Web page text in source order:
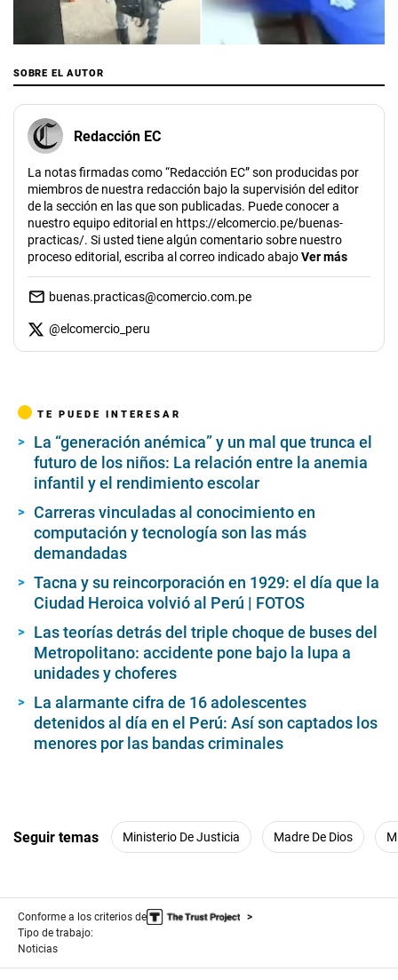
00:00/02:12
SOBRE EL AUTOR
Redacción EC
La notas firmadas como “Redacción EC” son producidas por
miembros de nuestra redacción bajo la supervisión del editor
de la sección en las que son publicadas. Puede conocer a
nuestro equipo editorial en https://elcomercio.pe/buenas-
practicas/. Si usted tiene algún comentario sobre nuestro
proceso editorial, escriba al correo indicado abajoVer más
buenas.practicas@comercio.com.pe
@elcomercio_peru
TE PUEDE INTERESAR
La “generación anémica” y un mal que trunca el
futuro de los niños: La relación entre la anemia
infantil y el rendimiento escolar
Carreras vinculadas al conocimiento en
computación y tecnología son las más
demandadas
Tacna y su reincorporación en 1929: el día que la
Ciudad Heroica volvió al Perú | FOTOS
Las teorías detrás del triple choque de buses del
Metropolitano: accidente pone bajo la lupa a
unidades y choferes
La alarmante cifra de 16 adolescentes
detenidos al día en el Perú: Así son captados los
menores por las bandas criminales
Seguir temas Ministerio De Justicia Madre De Dios
Conforme a los criterios de
Tipo de trabajo:
Noticias